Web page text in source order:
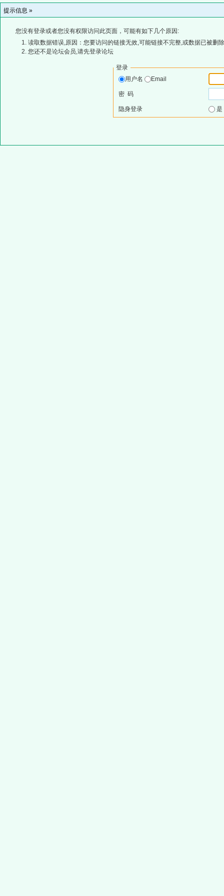
提示信息 »
您没有登录或者您没有权限访问此页面，可能有如下几个原因:
读取数据错误,原因：您要访问的链接无效,可能链接不完整,或数据已被删
您还不是论坛会员,请先登录论坛
登录
用户名
Email
密 码
隐身登录